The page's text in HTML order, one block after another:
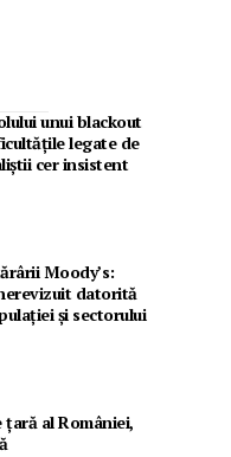
unui blackout
legate de
cer insistent
Moody’s:
datorită
și sectorului
al României,